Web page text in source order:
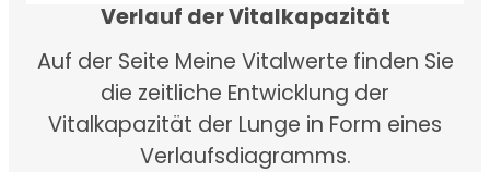
Verlauf der Vitalkapazität
Auf der Seite Meine Vitalwerte finden Sie
die zeitliche Entwicklung der
Vitalkapazität der Lunge in Form eines
Verlaufsdiagramms.